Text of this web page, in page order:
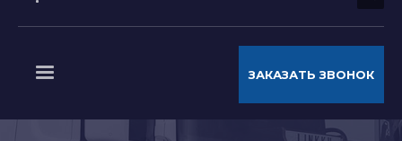
ЗАКАЗАТЬ ЗВОНОК